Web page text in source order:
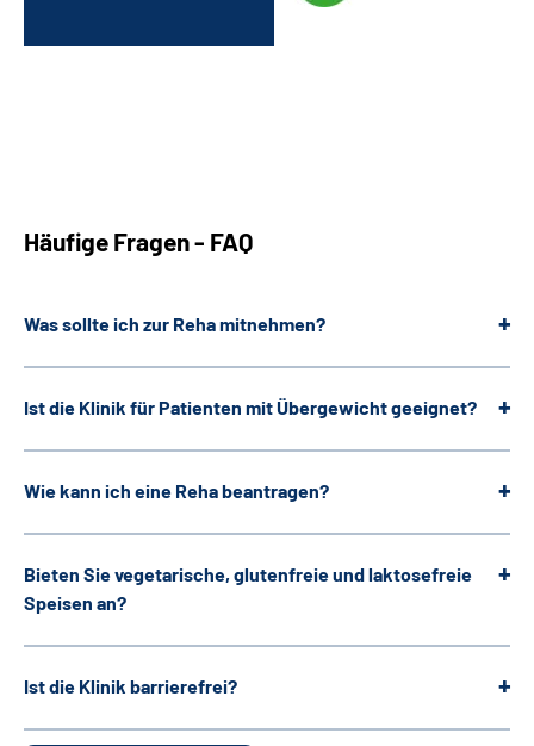
Häufige Fragen - FAQ
Was sollte ich zur Reha mitnehmen?
Ist die Klinik für Patienten mit Übergewicht geeignet?
Wie kann ich eine Reha beantragen?
Bieten Sie vegetarische, glutenfreie und laktosefreie
Speisen an?
Ist die Klinik barrierefrei?